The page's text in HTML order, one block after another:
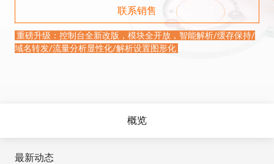
联系销售
重磅升级：控制台全新改版，模块全开放，智能解析/缓存保持/
域名转发/流量分析显性化/解析设置图形化
概览
最新动态